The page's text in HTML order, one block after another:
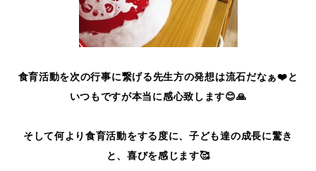
食育活動を次の行事に繋げる先生方の発想は流石だなぁ❤️と
いつもですが本当に感心致します😊🙏
そして何より食育活動をする度に、子ども達の成長に驚き
と、喜びを感じます🥰